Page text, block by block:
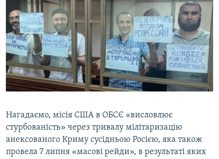
Нагадаємо, місія США в ОБСЄ «висловлює
стурбованість» через тривалу мілітаризацію
анексованого Криму сусідньою Росією, яка також
провела 7 липня «масові рейди», в результаті яких